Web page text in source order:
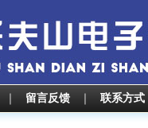
留言反馈 联系方式